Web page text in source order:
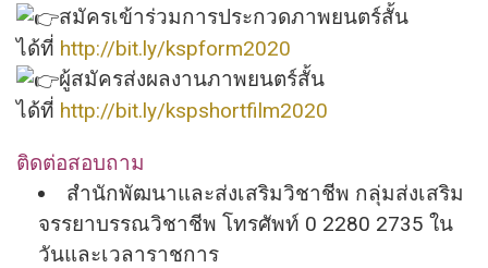
สมัครเข้าร่วมการประกวดภาพยนตร์สั้น
ได้ที่ http://bit.ly/kspform2020
ผู้สมัครส่งผลงานภาพยนตร์สั้น
ได้ที่ http://bit.ly/kspshortfilm2020
ติดต่อสอบถาม
สำนักพัฒนาและส่งเสริมวิชาชีพ กลุ่มส่งเสริม
จรรยาบรรณวิชาชีพ โทรศัพท์ 0 2280 2735 ใน
วันและเวลาราชการ